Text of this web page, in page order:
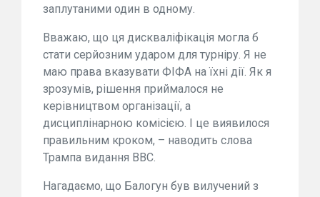
заплутаними один в одному.
Вважаю, що ця дискваліфікація могла б
стати серйозним ударом для турніру. Я не
маю права вказувати ФІФА на їхні дії. Як я
зрозумів, рішення приймалося не
керівництвом організації, а
дисциплінарною комісією. І це виявилося
правильним кроком, – наводить слова
Трампа видання BBC.
Нагадаємо, що Балогун був вилучений з